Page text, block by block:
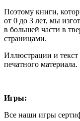
Поэтому книги,
от 0 до 3 лет, мы
в большей части в
страницами.
Иллюстрации и текст
печатного материала.
Игры:
Все наши игры